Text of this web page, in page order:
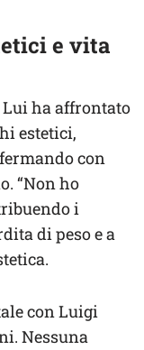
e vita
ha affrontato
estetici,
con
“Non ho
i
di peso e a
con Luigi
Nessuna